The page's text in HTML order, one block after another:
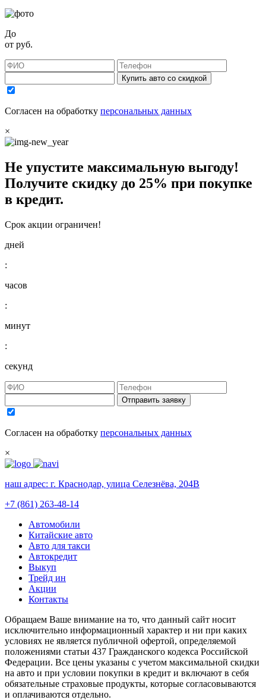
До
от руб.
Купить авто со скидкой
Согласен на обработку персональных данных
×
Не упустите максимальную выгоду!
Получите скидку до 25% при покупке
в кредит.
Срок акции ограничен!
дней
:
часов
:
минут
:
секунд
Отправить заявку
Согласен на обработку персональных данных
×
наш адрес: г. Краснодар, улица Селезнёва, 204В
+7 (861) 263-48-14
Автомобили
Китайские авто
Авто для такси
Автокредит
Выкуп
Трейд ин
Акции
Контакты
Обращаем Ваше внимание на то, что данный сайт носит
исключительно информационный характер и ни при каких
условиях не является публичной офертой, определяемой
положениями статьи 437 Гражданского кодекса Российской
Федерации. Все цены указаны с учетом максимальной скидки
на авто и при условии покупки в кредит и включают в себя
обязательные страховые продукты, которые согласовываются
и оплачиваются отдельно.